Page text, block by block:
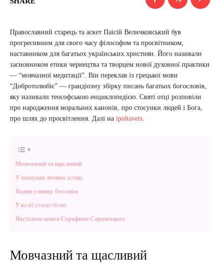
Православний старець та аскет Паїсій Величковський був
прогресивним для свого часу філософом та просвітником,
наставником для багатьох українських християн. Його називали
засновником етики чернецтва та творцем нової духовної практики
— “мовчазної медитації”. Він переклав із грецької мови
“Добротолюбіє” — грандіозну збірку писань багатьох богословів,
яку називали теософською енциклопедією. Святі отці розповіли
про народження моральних канонів, про стосунки людей і Бога,
про шлях до просвітлення. Далі на ipoltavets.
Мовчазний та щасливий
У пошуках вічних істин
Ходив узимку босоніж
У келії стало тісно
Настільна книга Серафима Саровського
Мовчазний та щасливий